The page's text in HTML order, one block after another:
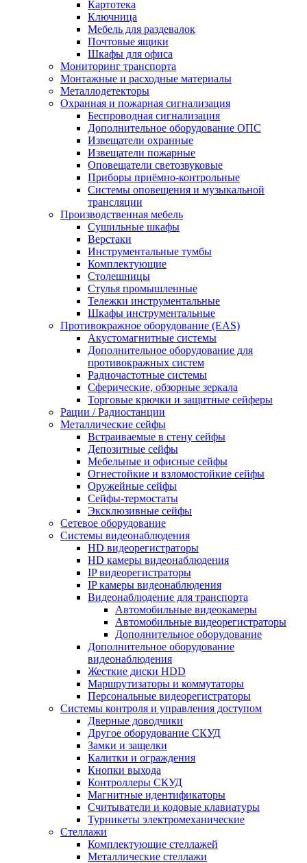
Картотека
Ключница
Мебель для раздевалок
Почтовые ящики
Шкафы для офиса
Мониторинг транспорта
Монтажные и расходные материалы
Металлодетекторы
Охранная и пожарная сигнализация
Беспроводная сигнализация
Дополнительное оборудование ОПС
Извещатели охранные
Извещатели пожарные
Оповещатели светозвуковые
Приборы приёмно-контрольные
Системы оповещения и музыкальной
трансляции
Производственная мебель
Cушильные шкафы
Верстаки
Инструментальные тумбы
Комплектующие
Столешницы
Стулья промышленные
Тележки инструментальные
Шкафы инструментальные
Противокражное оборудование (EAS)
Акустомагнитные системы
Дополнительное оборудование для
противокражных систем
Радиочастотные системы
Сферические, обзорные зеркала
Торговые крючки и защитные сейферы
Рации / Радиостанции
Металлические сейфы
Встраиваемые в стену сейфы
Депозитные сейфы
Мебельные и офисные сейфы
Огнестойкие и взломостойкие сейфы
Оружейные сейфы
Сейфы-термостаты
Эксклюзивные сейфы
Сетевое оборудование
Системы видеонаблюдения
HD видеорегистраторы
HD камеры видеонаблюдения
IP видеорегистраторы
IP камеры видеонаблюдения
Видеонаблюдение для транспорта
Автомобильные видеокамеры
Автомобильные видеорегистраторы
Дополнительное оборудование
Дополнительное оборудование
видеонаблюдения
Жесткие диски HDD
Маршрутизаторы и коммутаторы
Персональные видеорегистраторы
Системы контроля и управления доступом
Дверные доводчики
Другое оборудование СКУД
Замки и защелки
Калитки и ограждения
Кнопки выхода
Контроллеры СКУД
Магнитные идентификаторы
Считыватели и кодовые клавиатуры
Турникеты электромеханические
Стеллажи
Комплектующие стеллажей
Металлические стеллажи